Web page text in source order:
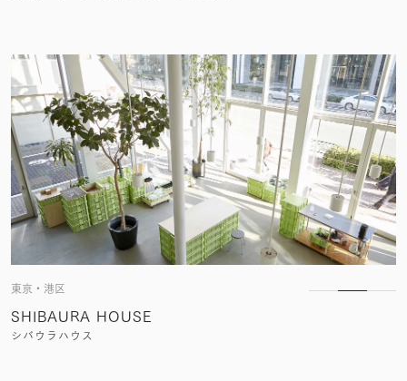
東京・港区
SHIBAURA HOUSE
シバウラハウス